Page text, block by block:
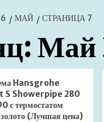
МАЙ СТРАНИЦА 7
Май
Hansgrohe
S Showerpipe 280
с термостатом
(Лучшая цена)